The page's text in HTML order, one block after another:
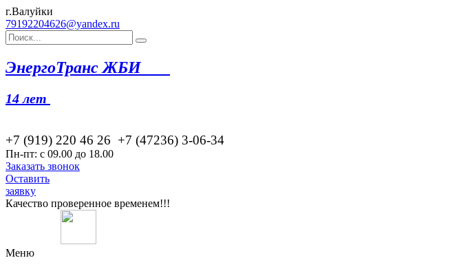
г.Валуйки
79192204626@yandex.ru
ЭнергоТранс ЖБИ
14 лет
+7 (919) 220 46 26 +7 (47236) 3-06-34
Пн-пт: с 09.00 до 18.00
Заказать звонок
Оставить
заявку
Качество проверенное временем!!!
Меню